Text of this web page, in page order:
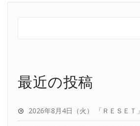
最近の投稿
2026年8月4日（火） 「ＲＥＳＥＴ